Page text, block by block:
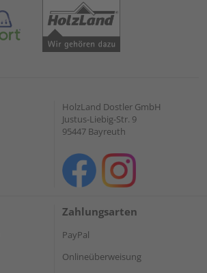
HolzLand Dostler GmbH
Justus-Liebig-Str. 9
95447 Bayreuth
Zahlungsarten
PayPal
Onlineüberweisung